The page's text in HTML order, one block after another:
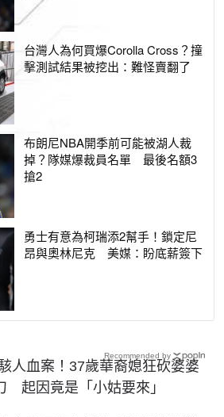
台灣人為何買爆Corolla Cross？撞
擊測試結果被挖出：難怪賣翻了
布朗尼NBA開季前可能被湖人裁
掉？隊媒爆裁員名單 最後名額3
搶2
勇士有意為柯瑞添2幫手！鎖定尼
昂與奧林尼克 美媒：盼底薪簽下
人血案！37歲華裔媳狂砍婆婆
起因竟是「小姑要來」
Recommended by